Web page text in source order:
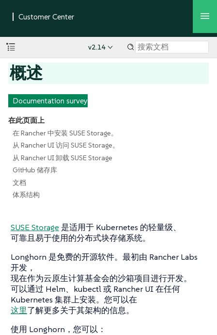
v2.14
概述
Documentation survey
在此页面上
在 Rancher 中安装 SUSE Storage。
从 Rancher UI 访问 SUSE Storage。
从 Rancher UI 卸载 SUSE Storage
GitHub 储存库
文档
体系结构
SUSE Storage 是适用于 Kubernetes 的轻量级、
可靠且易于使用的分布式块存储系统。
Longhorn 是免费的开源软件。最初由 Rancher Labs
开发，
现在作为云原生计算基金会的沙箱项目进行开发。
可以通过 Helm、kubectl 或 Rancher UI 在任何
Kubernetes 集群上安装。您可以在
这里了解更多关于其架构的信息。
使用 Longhorn，您可以：